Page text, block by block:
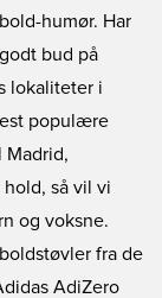
humør. Har
bud på
lokaliteter i
populære
Madrid,
så vil vi
og voksne.
fra de
AdiZero